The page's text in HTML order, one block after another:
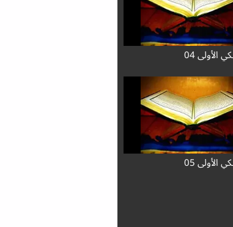
الأولى 04
الأولى 05